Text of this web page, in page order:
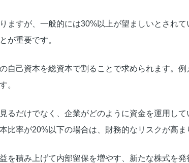
ますが、一般的には30%以上が望ましいとされ
が重要です。
自己資本を総資本で割ることで求められます。
。
るだけでなく、企業がどのように資金を運用し
比率が20%以下の場合は、財務的なリスクが高
を積み上げて内部留保を増やす、新たな株式を